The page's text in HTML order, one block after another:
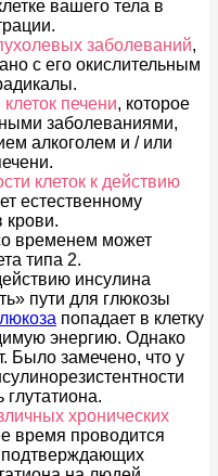
вашего тела в
заболеваний,
с его окислительным
печени, которое
заболеваниями,
алкоголем и / или
клеток к действию
естественному
крови.
временем может
типа 2.
инсулина
пути для глюкозы
попадает в клетку
энергию. Однако
Было замечено, что у
хронических
время проводится
подтверждающих